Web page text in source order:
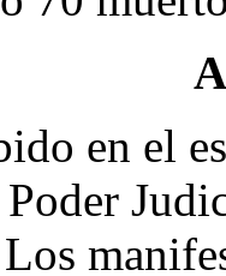
en el